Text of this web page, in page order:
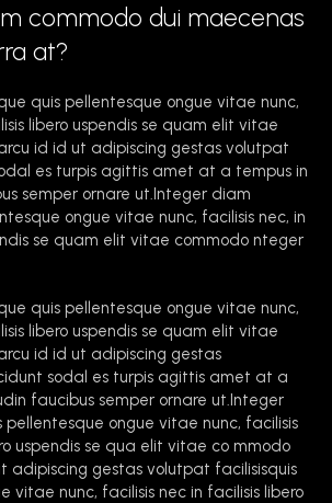
commodo dui maecenas
at?
quis pellentesque ongue vitae nunc,
libero uspendis se quam elit vitae
id id ut adipiscing gestas volutpat
es turpis agittis amet at a tempus in
semper ornare ut.Integer diam
ongue vitae nunc, facilisis nec, in
se quam elit vitae commodo nteger
quis pellentesque ongue vitae nunc,
libero uspendis se quam elit vitae
id id ut adipiscing gestas
sodal es turpis agittis amet at a
faucibus semper ornare ut.Integer
ongue vitae nunc, facilisis
uspendis se qua elit vitae co mmodo
adipiscing gestas volutpat facilisisquis
vitae nunc, facilisis nec in facilisis libero